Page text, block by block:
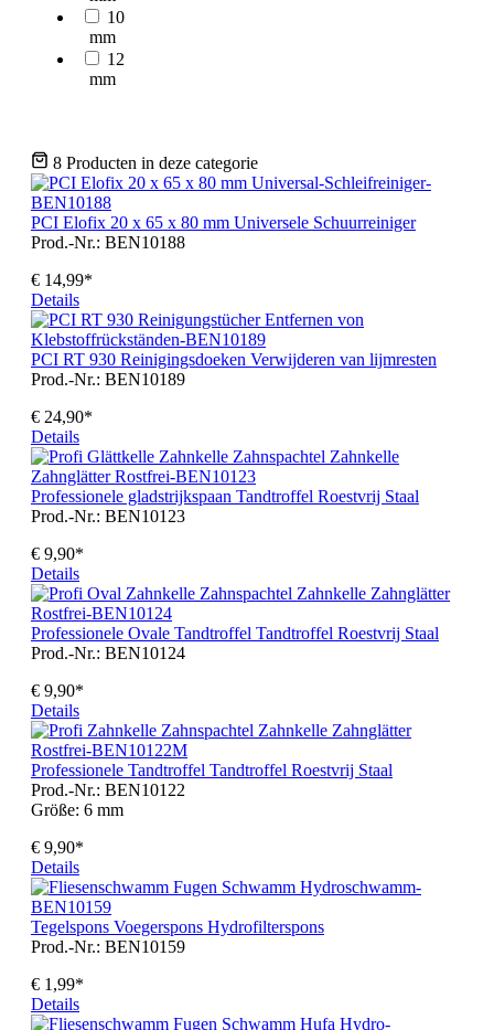
10
mm
12
mm
8 Producten in deze categorie
PCI Elofix 20 x 65 x 80 mm Universele Schuurreiniger
Prod.-Nr.: BEN10188
€ 14,99*
Details
PCI RT 930 Reinigingsdoeken Verwijderen van lijmresten
Prod.-Nr.: BEN10189
€ 24,90*
Details
Professionele gladstrijkspaan Tandtroffel Roestvrij Staal
Prod.-Nr.: BEN10123
€ 9,90*
Details
Professionele Ovale Tandtroffel Tandtroffel Roestvrij Staal
Prod.-Nr.: BEN10124
€ 9,90*
Details
Professionele Tandtroffel Tandtroffel Roestvrij Staal
Prod.-Nr.: BEN10122
Größe: 6 mm
€ 9,90*
Details
Tegelspons Voegerspons Hydrofilterspons
Prod.-Nr.: BEN10159
€ 1,99*
Details